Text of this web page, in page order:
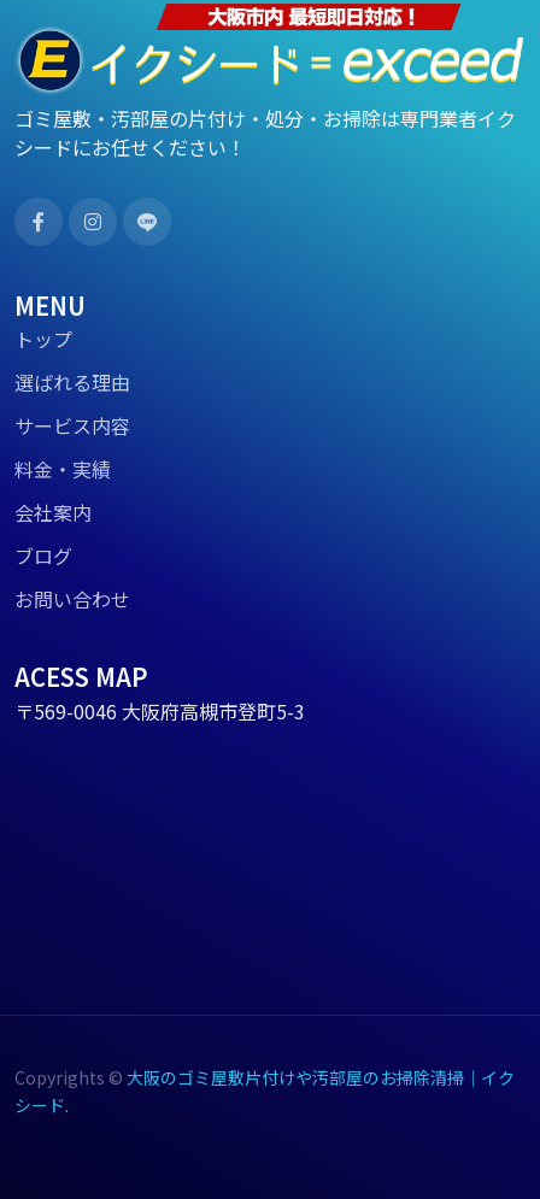
ゴミ屋敷・汚部屋の片付け・処分・お掃除は専門業者イク
シードにお任せください！
MENU
トップ
選ばれる理由
サービス内容
料金・実績
会社案内
ブログ
お問い合わせ
ACESS MAP
〒569-0046 大阪府高槻市登町5-3
Copyrights © 大阪のゴミ屋敷片付けや汚部屋のお掃除清掃｜イク
シード.